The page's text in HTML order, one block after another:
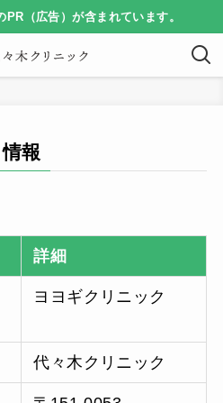
（広告）が含まれています。
報
詳細
ヨヨギクリニック
代々木クリニック